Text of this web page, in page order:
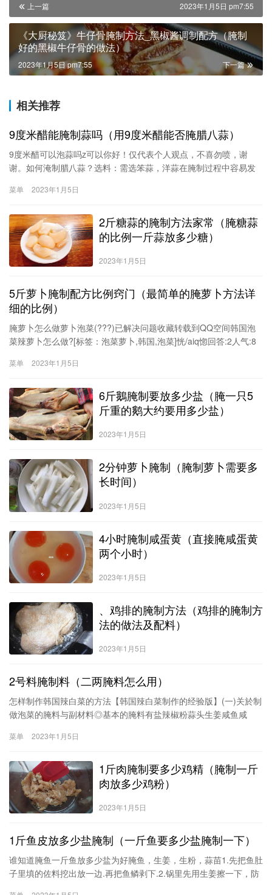
上一篇 2023年1月5日 pm7:55
《大厨秘笈》牛仔骨腌制方法_黑椒酱调制配方（腌制
好的黑椒牛仔骨的做法）
下一篇
2023年1月5日 pm7:55
相关推荐
9度米醋能腌制蒜吗（用9度米醋能否腌腊八蒜）
9度米醋可以泡蒜吗z可以你好！仅代表个人观点，不喜勿喷，谢
谢。如何淹制腊八蒜？选料：需选笨蒜，洋蒜在腌制过程中容易发
法：1：蒜剥皮，用软布擦净，若用水洗请一定把水分晾干！2：将
容器放在能见到阳光的地方。好了，就
菜单 2023年1月5日
2斤糖蒜的腌制方法家常（腌糖蒜
的比例一斤蒜放多少糖）
2023年1月5日
5斤萝卜腌制配方比例窍门（最简单的腌萝卜方法详
细的比例）
腌萝卜怎么做萝卜泡菜(???)已解决问题收藏转载到QQ空间韩国泡
菜辣萝卜怎么做?[标签：泡菜萝卜,韩国,泡菜]恍/aiq惚回答:2人气:8
萝卜；≮美食调料≯醋精、糖、盐、干红辣椒；≮美食做法≯1.将萝卜
菜单 2023年1月5日
6斤鵝腌制要放多少盐（腌一只5
斤重的鹅大约要用多少盐）
2023年1月5日
2分钟萝卜腌制（腌制萝卜需要多
长时间）
2023年1月5日
4小时腌制咸蛋黄（直接腌咸蛋黄
两个小时）
2023年1月5日
、鸡排的腌制方法（鸡排的腌制方
法的做法及配料）
2023年1月5日
2号料腌制料（二两腌料怎么用）
怎样制作韩国辣白菜的方法【韩国辣白菜制作的经验版】(一)关於制
做泡菜的腌料与副材料◎基本的腌料有盐辣椒粉蒜头生姜咸鱼咸
等。水果类有梨苹果香柚石榴….等。果实类有栗子丁香松子…等。
菜单 2023年1月5日
1斤肉腌制要多少鸡精（腌制一斤
肉放多少鸡粉）
2023年1月5日
1斤鱼皮放多少盐腌制（一斤鱼要多少盐腌制一下）
谁知道腌鱼一斤鱼放多少盐为好腌鱼，生姜，生粉，蒜苗1.先把鱼肚
子里填的佐料挖出放一边.再把鱼鳞剥下.2.锅里先用生姜擦一下，防